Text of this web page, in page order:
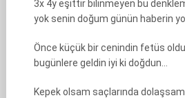
3x 4y eşittir bilinmeyen bu
yok senin doğum günün haberin
Önce küçük bir cenindin fetüs
bugünlere geldin iyi ki doğdun…
Kepek olsam saçlarında